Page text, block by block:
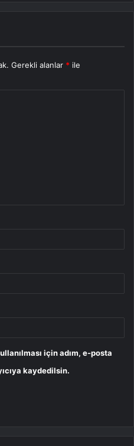
Gerekli alanlar * ile
için adım, e-posta
kaydedilsin.